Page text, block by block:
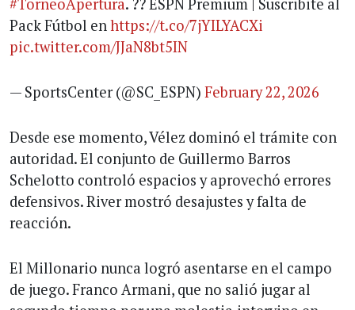
#TorneoApertura. ?? ESPN Premium | Suscribite al
Pack Fútbol enhttps://t.co/7jYILYACXi
pic.twitter.com/JJaN8bt5IN
— SportsCenter (@SC_ESPN) February 22, 2026
Desde ese momento, Vélez dominó el trámite con
autoridad. El conjunto de Guillermo Barros
Schelotto controló espacios y aprovechó errores
defensivos. River mostró desajustes y falta de
reacción.
El Millonario nunca logró asentarse en el campo
de juego. Franco Armani, que no salió jugar al